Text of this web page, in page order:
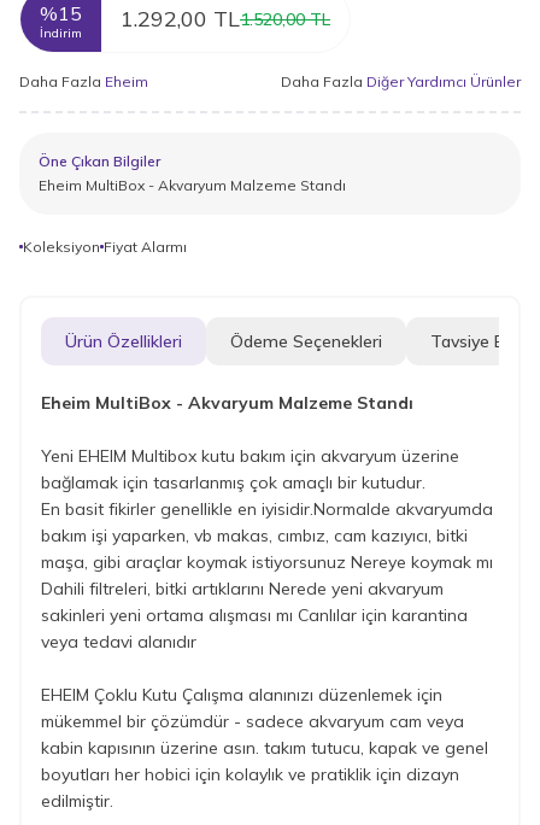
%15
İndirim
1.292,00 TL1.520,00TL
Daha Fazla Eheim Daha Fazla Diğer Yardımcı Ürünler
Öne Çıkan Bilgiler
Eheim MultiBox - Akvaryum Malzeme Standı
Koleksiyon Fiyat Alarmı
Ürün Özellikleri Ödeme Seçenekleri Tavsiye Et
Eheim MultiBox - Akvaryum Malzeme Standı
Yeni EHEIM Multibox kutu bakım için akvaryum üzerine
bağlamak için tasarlanmış çok amaçlı bir kutudur.
En basit fikirler genellikle en iyisidir.Normalde akvaryumda
bakım işi yaparken, vb makas, cımbız, cam kazıyıcı, bitki
maşa, gibi araçlar koymak istiyorsunuz Nereye koymak mı
Dahili filtreleri, bitki artıklarını Nerede yeni akvaryum
sakinleri yeni ortama alışması mı Canlılar için karantina
veya tedavi alanıdır
EHEIM Çoklu Kutu Çalışma alanınızı düzenlemek için
mükemmel bir çözümdür - sadece akvaryum cam veya
kabin kapısının üzerine asın. takım tutucu, kapak ve genel
boyutları her hobici için kolaylık ve pratiklik için dizayn
edilmiştir.